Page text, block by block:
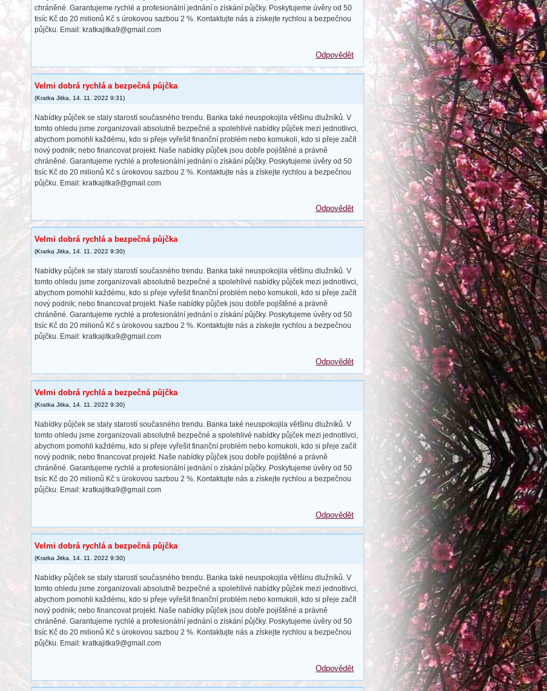
chráněné. Garantujeme rychlé a profesionální jednání o získání půjčky. Poskytujeme úvěry od 50
tisíc Kč do 20 milionů Kč s úrokovou sazbou 2 %. Kontaktujte nás a získejte rychlou a bezpečnou
půjčku. Email: kratkajitka9@gmail.com
Odpovědět
Velmi dobrá rychlá a bezpečná půjčka
(Kratka Jitka 14. 11. 2022 9:31)
Nabídky půjček se staly starostí současného trendu. Banka také neuspokojila většinu dlužníků. V
tomto ohledu jsme zorganizovali absolutně bezpečné a spolehlivé nabídky půjček mezi jednotlivci,
abychom pomohli každému, kdo si přeje vyřešit finanční problém nebo komukoli, kdo si přeje začít
nový podnik; nebo financovat projekt. Naše nabídky půjček jsou dobře pojištěné a právně
chráněné. Garantujeme rychlé a profesionální jednání o získání půjčky. Poskytujeme úvěry od 50
tisíc Kč do 20 milionů Kč s úrokovou sazbou 2 %. Kontaktujte nás a získejte rychlou a bezpečnou
půjčku. Email: kratkajitka9@gmail.com
Odpovědět
Velmi dobrá rychlá a bezpečná půjčka
(Kratka Jitka 14. 11. 2022 9:30)
Nabídky půjček se staly starostí současného trendu. Banka také neuspokojila většinu dlužníků. V
tomto ohledu jsme zorganizovali absolutně bezpečné a spolehlivé nabídky půjček mezi jednotlivci,
abychom pomohli každému, kdo si přeje vyřešit finanční problém nebo komukoli, kdo si přeje začít
nový podnik; nebo financovat projekt. Naše nabídky půjček jsou dobře pojištěné a právně
chráněné. Garantujeme rychlé a profesionální jednání o získání půjčky. Poskytujeme úvěry od 50
tisíc Kč do 20 milionů Kč s úrokovou sazbou 2 %. Kontaktujte nás a získejte rychlou a bezpečnou
půjčku. Email: kratkajitka9@gmail.com
Odpovědět
Velmi dobrá rychlá a bezpečná půjčka
(Kratka Jitka 14. 11. 2022 9:30)
Nabídky půjček se staly starostí současného trendu. Banka také neuspokojila většinu dlužníků. V
tomto ohledu jsme zorganizovali absolutně bezpečné a spolehlivé nabídky půjček mezi jednotlivci,
abychom pomohli každému, kdo si přeje vyřešit finanční problém nebo komukoli, kdo si přeje začít
nový podnik; nebo financovat projekt. Naše nabídky půjček jsou dobře pojištěné a právně
chráněné. Garantujeme rychlé a profesionální jednání o získání půjčky. Poskytujeme úvěry od 50
tisíc Kč do 20 milionů Kč s úrokovou sazbou 2 %. Kontaktujte nás a získejte rychlou a bezpečnou
půjčku. Email: kratkajitka9@gmail.com
Odpovědět
Velmi dobrá rychlá a bezpečná půjčka
(Kratka Jitka 14. 11. 2022 9:30)
Nabídky půjček se staly starostí současného trendu. Banka také neuspokojila většinu dlužníků. V
tomto ohledu jsme zorganizovali absolutně bezpečné a spolehlivé nabídky půjček mezi jednotlivci,
abychom pomohli každému, kdo si přeje vyřešit finanční problém nebo komukoli, kdo si přeje začít
nový podnik; nebo financovat projekt. Naše nabídky půjček jsou dobře pojištěné a právně
chráněné. Garantujeme rychlé a profesionální jednání o získání půjčky. Poskytujeme úvěry od 50
tisíc Kč do 20 milionů Kč s úrokovou sazbou 2 %. Kontaktujte nás a získejte rychlou a bezpečnou
půjčku. Email: kratkajitka9@gmail.com
Odpovědět